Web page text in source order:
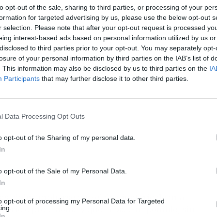
opt-out of the sale, sharing to third parties, or processing of your
for targeted advertising by us, please use the below opt-out
selection. Please note that after your opt-out request is processed
interest-based ads based on personal information utilized by us
to third parties prior to your opt-out. You may separately
of your personal information by third parties on the IAB’s list of
This information may also be disclosed by us to third parties on the
Participants that may further disclose it to other third parties.
Data Processing Opt Outs
opt-out of the Sharing of my personal data.
opt-out of the Sale of my Personal Data.
opt-out of processing my Personal Data for Targeted
debía probarse que el destinatario de una
o profesional y que la base imponible, sin